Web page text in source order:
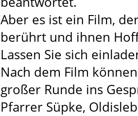
Aber es ist ein Film,
berührt und ihnen
Lassen Sie sich
Nach dem Film
großer Runde ins
Pfarrer Süpke,